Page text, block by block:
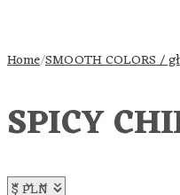
Home/SMOOTH COLORS /
SPICY